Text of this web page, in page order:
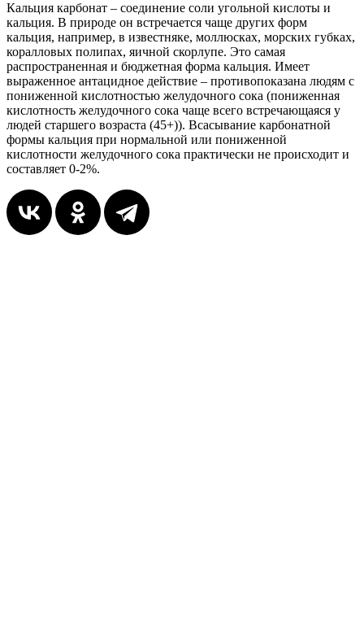
Кальция карбонат – соединение соли угольной кислоты и
кальция. В природе он встречается чаще других форм
кальция, например, в известняке, моллюсках, морских губках,
коралловых полипах, яичной скорлупе. Это самая
распространенная и бюджетная форма кальция. Имеет
выраженное антацидное действие – противопоказана людям с
пониженной кислотностью желудочного сока (пониженная
кислотность желудочного сока чаще всего встречающаяся у
людей старшего возраста (45+)). Всасывание карбонатной
формы кальция при нормальной или пониженной
кислотности желудочного сока практически не происходит и
составляет 0-2%.